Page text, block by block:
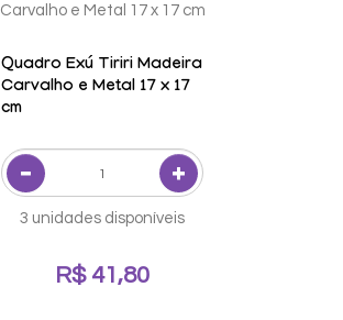
Quadro Exú Tiriri Madeira
Carvalho e Metal 17 x 17
cm
3 unidades disponíveis
R$ 41,80